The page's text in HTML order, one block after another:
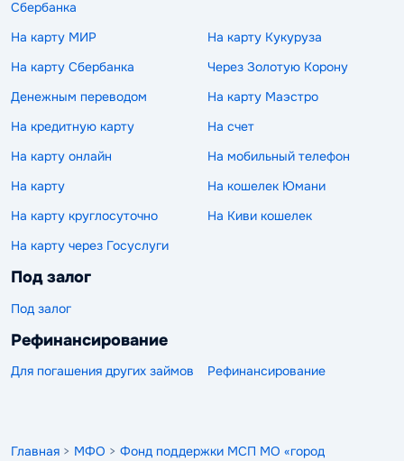
Сбербанка
На карту МИР
На карту Кукуруза
На карту Сбербанка
Через Золотую Корону
Денежным переводом
На карту Маэстро
На кредитную карту
На счет
На карту онлайн
На мобильный телефон
На карту
На кошелек Юмани
На карту круглосуточно
На Киви кошелек
На карту через Госуслуги
Под залог
Под залог
Рефинансирование
Для погашения других займов Рефинансирование
Главная > МФО > Фонд поддержки МСП МО «город